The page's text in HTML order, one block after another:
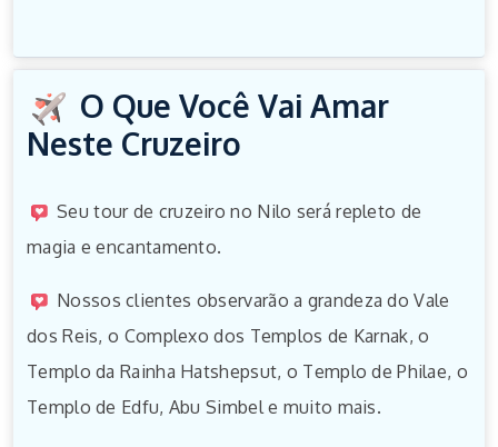
O Que Você Vai Amar
Neste Cruzeiro
Seu tour de cruzeiro no Nilo será repleto de
magia e encantamento.
Nossos clientes observarão a grandeza do Vale
dos Reis, o Complexo dos Templos de Karnak, o
Templo da Rainha Hatshepsut, o Templo de Philae, o
Templo de Edfu, Abu Simbel e muito mais.